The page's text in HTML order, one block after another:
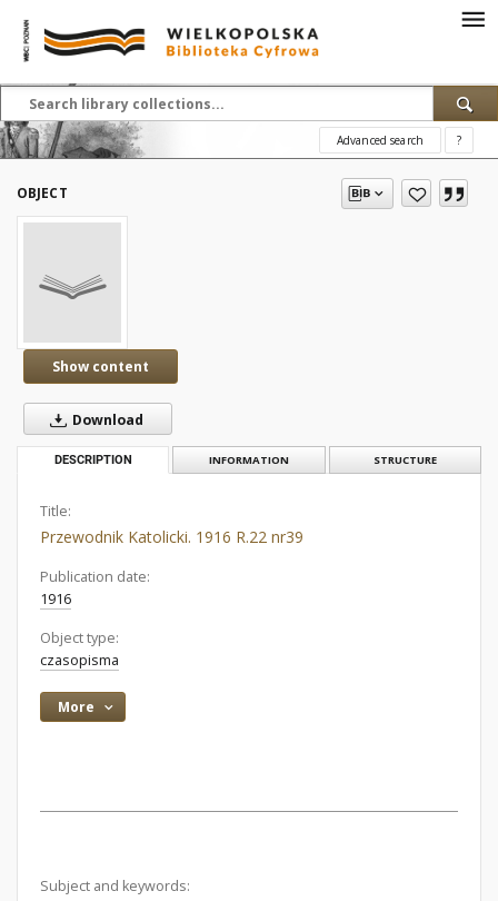
Advanced search ?
OBJECT
Show content
Download
DESCRIPTION INFORMATION STRUCTURE
Title:
Przewodnik Katolicki. 1916 R.22 nr39
Publication date:
1916
Object type:
czasopisma
More
Subject and keywords: